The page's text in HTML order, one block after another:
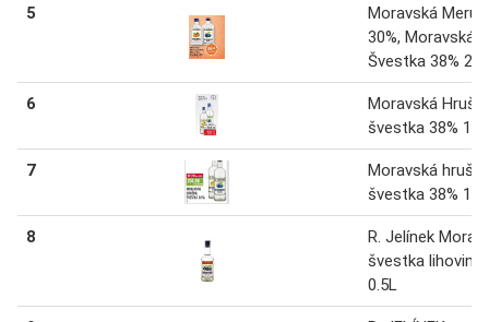
5
Moravská
30%, Moravská
Švestka 38%
6
Moravská
švestka 38% 1 L
7
Moravská
švestka 38% 1 L
8
R. Jelínek
švestka lihovina
0.5L